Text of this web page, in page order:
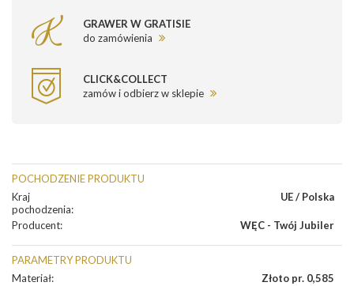
GRAWER W GRATISIE
do zamówienia
CLICK&COLLECT
zamów i odbierz w sklepie
POCHODZENIE PRODUKTU
Kraj
pochodzenia:
UE / Polska
Producent: WĘC - Twój Jubiler
PARAMETRY PRODUKTU
Materiał:
Złoto pr. 0,585